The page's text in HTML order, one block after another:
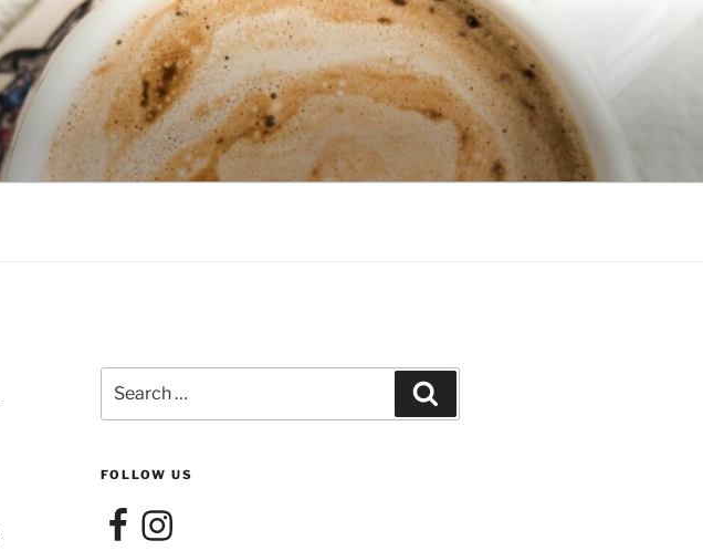
for:
FOLLOW US
FacebookInstagram